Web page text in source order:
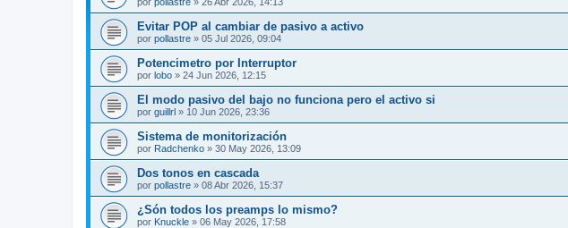
Evitar POP al cambiar de pasivo a activo
por pollastre » 05 Jul 2026, 09:04
Potencimetro por Interruptor
por lobo » 24 Jun 2026, 12:15
El modo pasivo del bajo no funciona pero el activo si
por guillrl » 10 Jun 2026, 23:36
Sistema de monitorización
por Radchenko » 30 May 2026, 13:09
Dos tonos en cascada
por pollastre » 08 Abr 2026, 15:37
¿Són todos los preamps lo mismo?
por Knuckle » 06 May 2026, 17:58